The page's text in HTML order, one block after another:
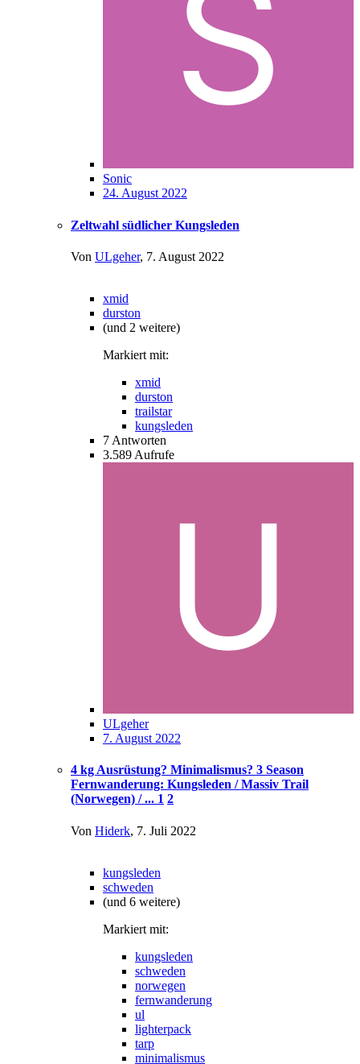
Sonic
24. August 2022
Zeltwahl südlicher Kungsleden
Von ULgeher, 7. August 2022
xmid
durston
(und 2 weitere)
Markiert mit:
xmid
durston
trailstar
kungsleden
7 Antworten
3.589 Aufrufe
ULgeher
7. August 2022
4 kg Ausrüstung? Minimalismus? 3 Season
Fernwanderung: Kungsleden / Massiv Trail
(Norwegen) / ... 1 2
Von Hiderk, 7. Juli 2022
kungsleden
schweden
(und 6 weitere)
Markiert mit:
kungsleden
schweden
norwegen
fernwanderung
ul
lighterpack
tarp
minimalismus